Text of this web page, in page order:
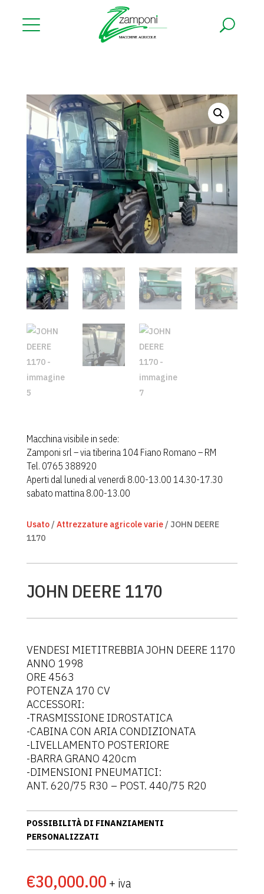
NUOVO
ULTIME NOVITÀ
RICAMBI
GARDEN
ASSISTENZA
CONTATTI
Macchina visibile in sede:
Zamponi srl – via tiberina 104 Fiano Romano – RM
Tel. 0765 388920
Aperti dal lunedi al venerdi 8.00-13.00 14.30-17.30
sabato mattina 8.00-13.00
Usato/ Attrezzature agricole varie/ JOHN DEERE
1170
JOHN DEERE 1170
VENDESI MIETITREBBIA JOHN DEERE 1170
ANNO 1998
ORE 4563
POTENZA 170 CV
ACCESSORI:
-TRASMISSIONE IDROSTATICA
-CABINA CON ARIA CONDIZIONATA
-LIVELLAMENTO POSTERIORE
-BARRA GRANO 420cm
-DIMENSIONI PNEUMATICI:
ANT. 620/75 R30 – POST. 440/75 R20
POSSIBILITÀ DI FINANZIAMENTI
PERSONALIZZATI
€30,000.00